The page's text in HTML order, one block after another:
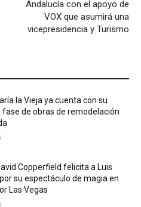
Andalucía con el apoyo de
VOX que asumirá una
vicepresidencia y Turismo
la Vieja ya cuenta con su
fase de obras de remodelación
Copperfield felicita a Luis
su espectáculo de magia en
Las Vegas